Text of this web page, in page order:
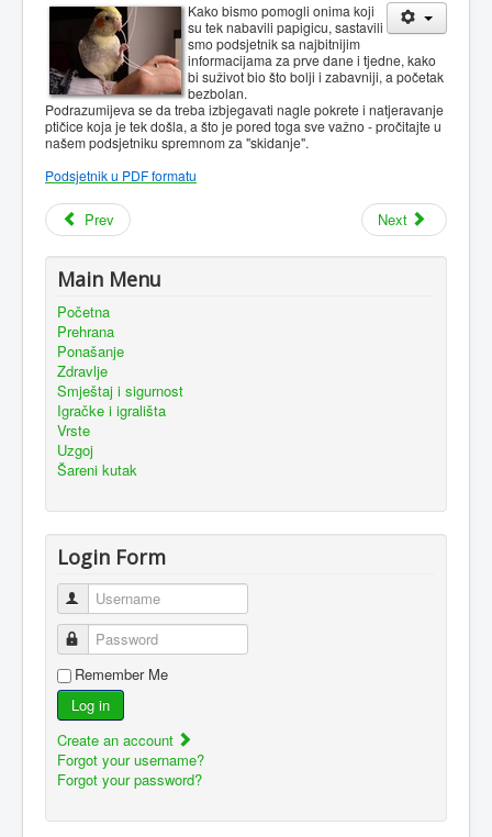
Kako bismo pomogli onima koji
su tek nabavili papigicu, sastavili
smo podsjetnik sa najbitnijim
informacijama za prve dane i tjedne, kako
bi suživot bio što bolji i zabavniji, a početak
bezbolan.
Podrazumijeva se da treba izbjegavati nagle pokrete i natjeravanje
ptičice koja je tek došla, a što je pored toga sve važno - pročitajte u
našem podsjetniku spremnom za "skidanje".
Podsjetnik u PDF formatu
Prev Next
Main Menu
Početna
Prehrana
Ponašanje
Zdravlje
Smještaj i sigurnost
Igračke i igrališta
Vrste
Uzgoj
Šareni kutak
Login Form
Username
Password
Remember Me
Log in
Create an account
Forgot your username?
Forgot your password?